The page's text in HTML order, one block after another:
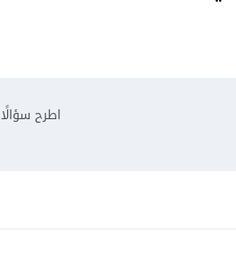
اطرح سؤالًا